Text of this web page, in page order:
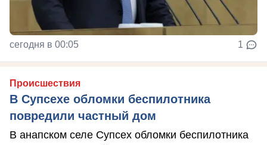
сегодня в 00:05 1
Происшествия
В Супсехе обломки беспилотника
повредили частный дом
В анапском селе Супсех обломки беспилотника